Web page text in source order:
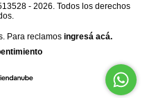
- 2026. Todos los derechos
Para reclamos ingresá acá.